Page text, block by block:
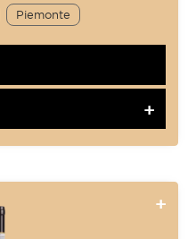
Piemonte